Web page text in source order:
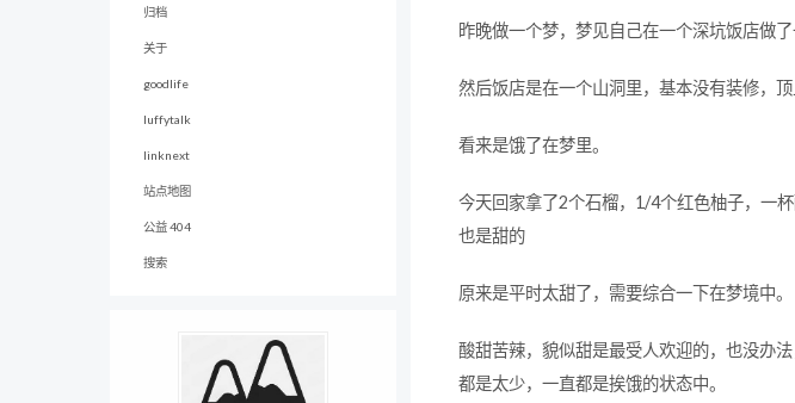
归档
关于
goodlife
luffytalk
linknext
站点地图
公益 404
搜索
昨晚做一个梦，梦见自己在一个深坑饭店做
然后饭店是在一个山洞里，基本没有装修，顶
看来是饿了在梦里。
今天回家拿了2个石榴，1/4个红色柚子，一
也是甜的
原来是平时太甜了，需要综合一下在梦境中。
酸甜苦辣，貌似甜是最受人欢迎的，也没办
都是太少，一直都是挨饿的状态中。